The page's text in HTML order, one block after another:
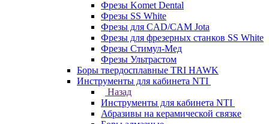
Фрезы Komet Dental
Фрезы SS White
Фрезы для CAD/CAM Jota
Фрезы для фрезерных станков SS White
Фрезы Стимул-Мед
Фрезы Ультрастом
Боры твердосплавные TRI HAWK
Инструменты для кабинета NTI
Назад
Инструменты для кабинета NTI
Абразивы на керамической связке